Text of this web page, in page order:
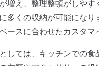
増え、整理整頓がしやす
多くの収納が可能にな
ースに合わせたカスタマ
しては、キッチンでの